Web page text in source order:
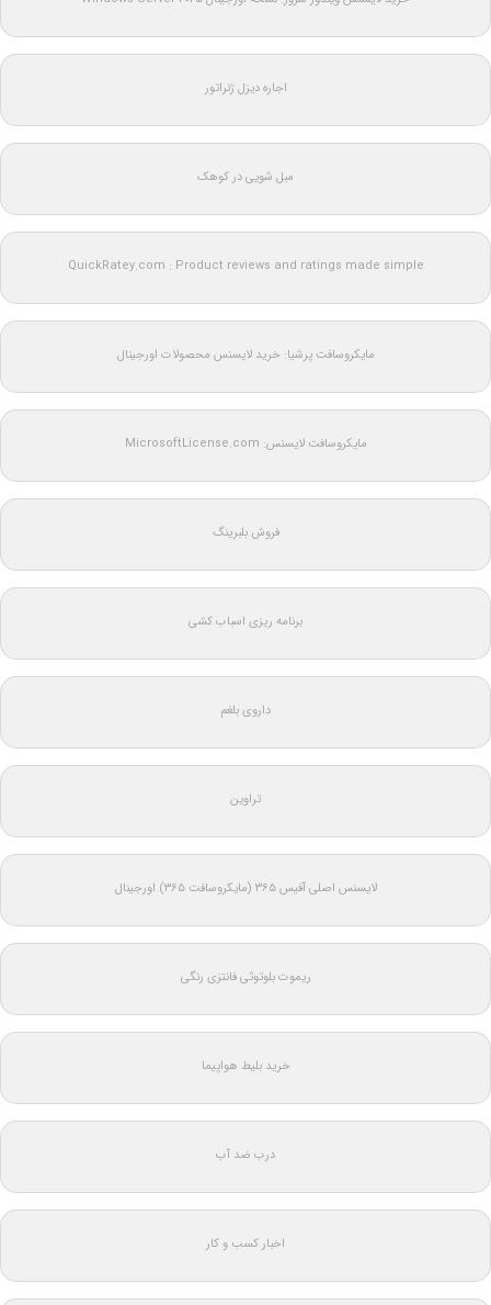
اجاره دیزل ژنراتور
مبل شویی در کوهک
QuickRatey.com : Product reviews and ratings made simple
مایکروسافت پرشیا: خرید لایسنس محصولات اورجینال
مایکروسافت لایسنس: MicrosoftLicense.com
فروش بلبرینگ
برنامه ریزی اسباب کشی
داروی بلغم
تراوین
لایسنس اصلی آفیس ۳۶۵ (مایکروسافت ۳۶۵) اورجینال
ریموت بلوتوثی فانتزی رنگی
خرید بلیط هواپیما
درب ضد آب
اخبار کسب و کار